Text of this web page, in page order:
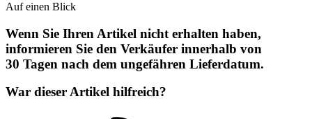
Auf einen Blick
Wenn Sie Ihren Artikel nicht erhalten haben,
informieren Sie den Verkäufer innerhalb von
30 Tagen nach dem ungefähren Lieferdatum.
War dieser Artikel hilfreich?